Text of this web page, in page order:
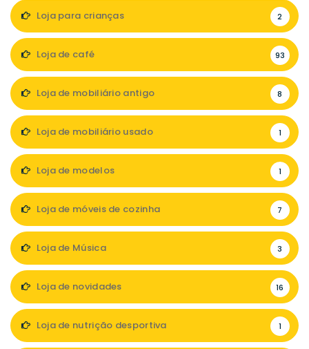
Loja para crianças 2
Loja de café 93
Loja de mobiliário antigo 8
Loja de mobiliário usado 1
Loja de modelos 1
Loja de móveis de cozinha 7
Loja de Música 3
Loja de novidades 16
Loja de nutrição desportiva 1